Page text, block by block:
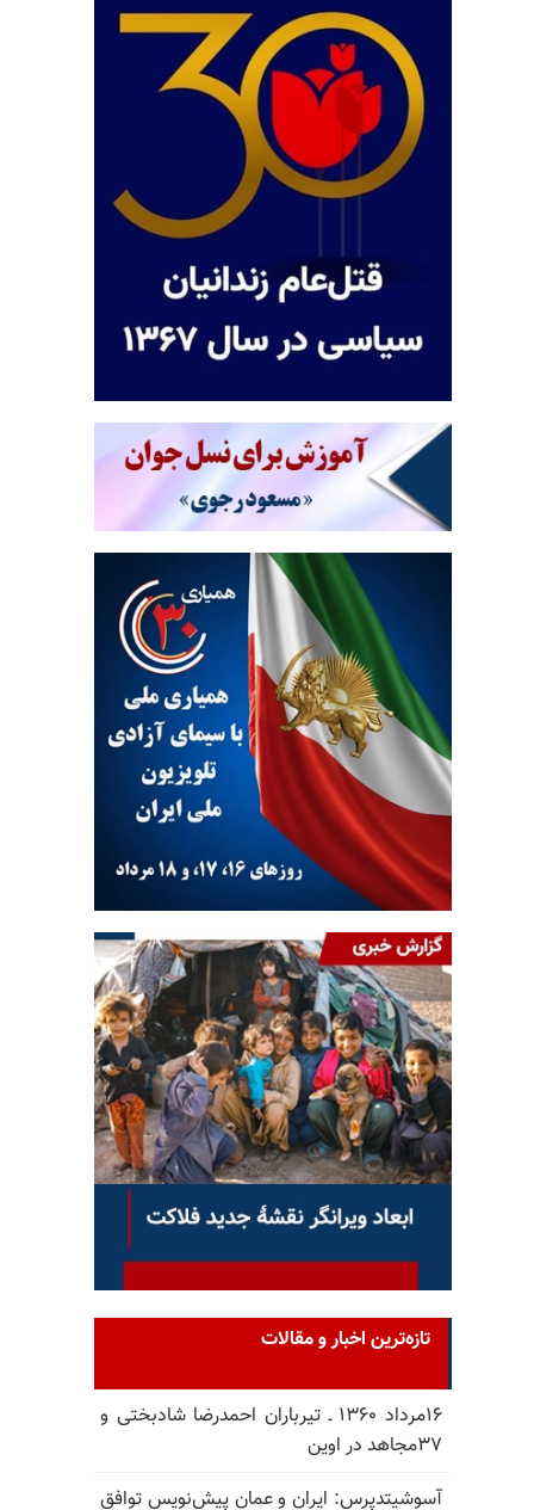
تازه‌ترین اخبار و مقالات
۱۶مرداد ۱۳۶۰ ـ تیرباران احمدرضا شادبختی و
۳۷مجاهد در اوین
آسوشیتدپرس: ایران و عمان پیش‌نویس توافق